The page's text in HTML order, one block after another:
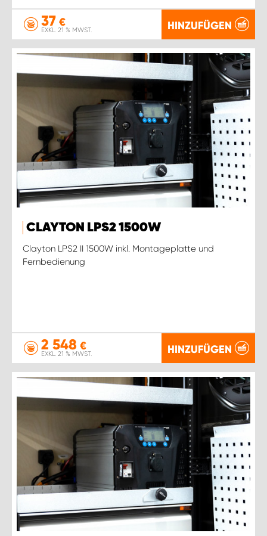
37 €
EXKL. 21 % MWST. HINZUFÜGEN
CLAYTON LPS2 1500W
Clayton LPS2 II 1500W inkl. Montageplatte und
Fernbedienung
2 548 €
EXKL. 21 % MWST. HINZUFÜGEN